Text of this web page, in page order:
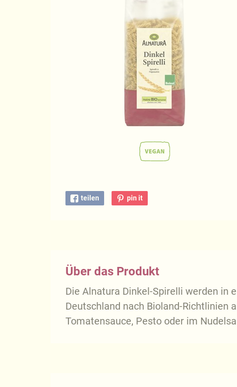
teilen pin it
Über das Produkt
Die Alnatura Dinkel-Spirelli werden in
Deutschland nach Bioland-Richtlinien
Tomatensauce, Pesto oder im